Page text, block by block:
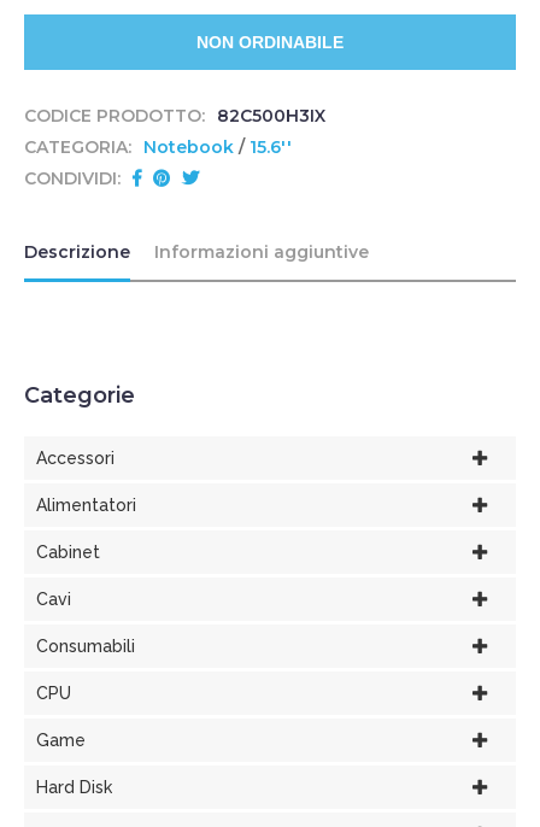
CODICE PRODOTTO:
82C500H3IX
CATEGORIA:
Notebook / 15.6''
CONDIVIDI:
Descrizione Informazioni aggiuntive
Categorie
Accessori
Alimentatori
Cabinet
Cavi
Consumabili
CPU
Game
Hard Disk